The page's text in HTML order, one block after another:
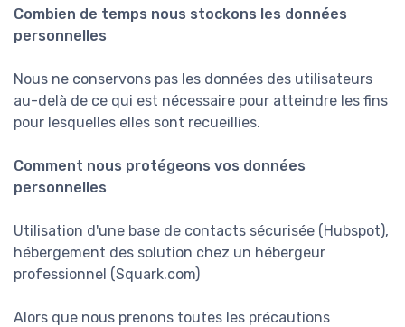
Combien de temps nous stockons les données
personnelles
Nous ne conservons pas les données des utilisateurs
au-delà de ce qui est nécessaire pour atteindre les fins
pour lesquelles elles sont recueillies.
Comment nous protégeons vos données
personnelles
Utilisation d'une base de contacts sécurisée (Hubspot),
hébergement des solution chez un hébergeur
professionnel (Squark.com)
Alors que nous prenons toutes les précautions